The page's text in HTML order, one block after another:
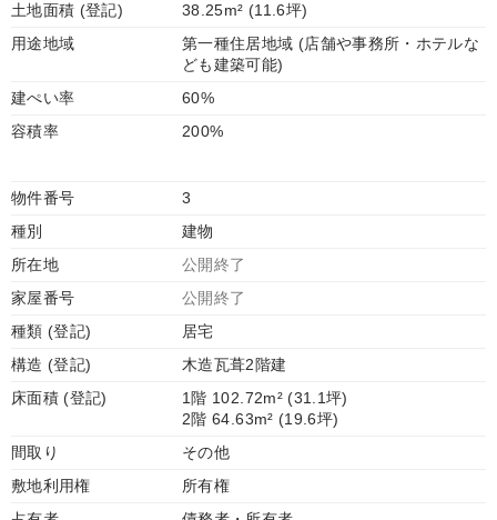
土地面積 (登記)
38.25m² (11.6坪)
用途地域
第一種住居地域 (店舗や事務所・ホテルな
ども建築可能)
建ぺい率
60%
容積率
200%
物件番号
3
種別
建物
所在地
公開終了
家屋番号
公開終了
種類 (登記)
居宅
構造 (登記)
木造瓦葺2階建
床面積 (登記)
1階 102.72m² (31.1坪)
2階 64.63m² (19.6坪)
間取り
その他
敷地利用権
所有権